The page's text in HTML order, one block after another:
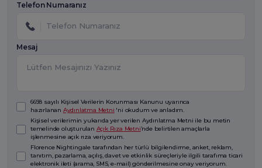
Telefon Numaranız
Mesaj
6698 sayılı Kişisel Verilerin Korunması Kanunu uyarınca
hazırlanan Aydınlatma Metni 'ni okudum ve anladım.
Kişisel verilerimin yukarıda yer verilen Aydınlatma Metni ile bu metin
temelinde oluşturulan Açık Rıza Metni’nde belirtilen amaçlarla
işlenmesine açık rıza veriyorum.
Florence Nightingale tarafından her türlü bilgilendirme, anket, reklam,
tanıtım, pazarlama, açılış, davet ve etkinlik süreçleriyle ilgili tarafıma ticari
elektronik ileti (arama, SMS, e-mail) gönderilmesine onay veriyorum.